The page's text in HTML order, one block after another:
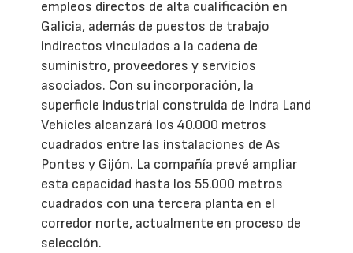
empleos directos de alta cualificación en
Galicia, además de puestos de trabajo
indirectos vinculados a la cadena de
suministro, proveedores y servicios
asociados. Con su incorporación, la
superficie industrial construida de Indra Land
Vehicles alcanzará los 40.000 metros
cuadrados entre las instalaciones de As
Pontes y Gijón. La compañía prevé ampliar
esta capacidad hasta los 55.000 metros
cuadrados con una tercera planta en el
corredor norte, actualmente en proceso de
selección.